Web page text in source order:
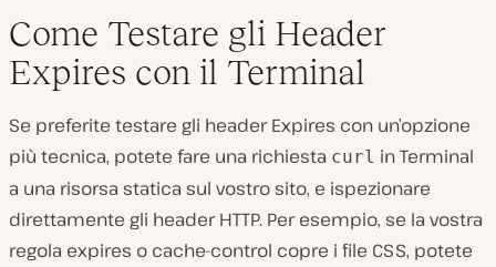
Come Testare gli Header
Expires con il Terminal
Se preferite testare gli header Expires con un’opzione
più tecnica, potete fare una richiesta curl in Terminal
a una risorsa statica sul vostro sito, e ispezionare
direttamente gli header HTTP. Per esempio, se la vostra
regola expires o cache-control copre i file CSS, potete